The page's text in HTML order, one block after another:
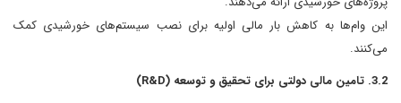
این وام‌ها به کاهش بار مالی اولیه برای نصب سیستم‌های خورشیدی کمک
می‌کنند.
3.2. تامین مالی دولتی برای تحقیق و توسعه (R&D)